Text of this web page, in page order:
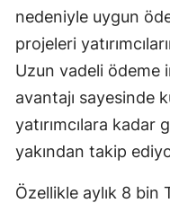
nedeniyle uygun
projeleri
Uzun vadeli ödeme
avantajı sayesinde
yatırımcılara kadar
yakından takip
Özellikle aylık 8 bin